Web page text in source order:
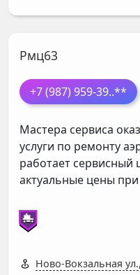
Рмц63
+7 (987) 959-39..**
Мастера сервиса
услуги по ремонту
работает сервисный
актуальные цены
Ново-Вокзальная